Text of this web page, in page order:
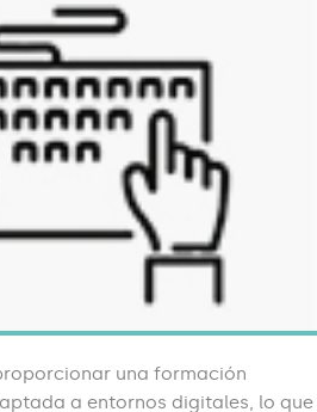
una formación
a entornos digitales, lo que